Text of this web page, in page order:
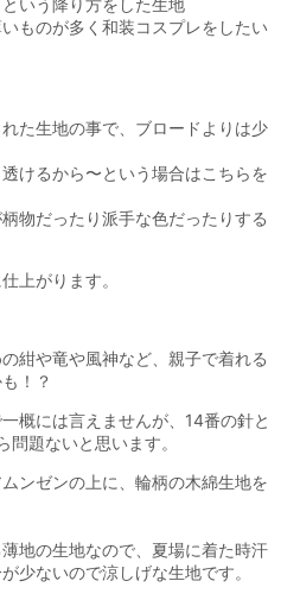
ものが多く和装コスプレをしたい
た生地の事で、ブロードよりは少
けるから〜という場合はこちらを
物だったり派手な色だったりする
上がります。
紺や竜や風神など、親子で着れる
！？
概には言えませんが、14番の針と
題ないと思います。
ンゼンの上に、輪柄の木綿生地を
地の生地なので、夏場に着た時汗
少ないので涼しげな生地です。